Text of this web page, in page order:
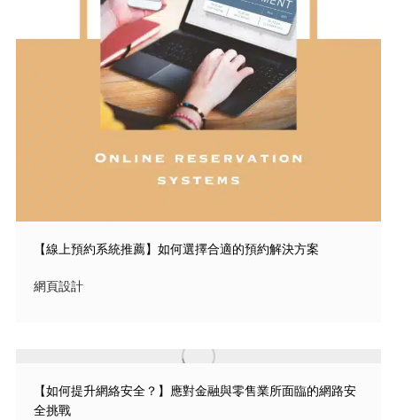
【線上預約系統推薦】如何選擇合適的預約解決方案
網頁設計
【如何提升網絡安全？】應對金融與零售業所面臨的網路安
全挑戰